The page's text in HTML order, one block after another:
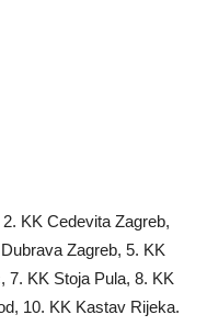
KK Cedevita Zagreb,
Zagreb, 5. KK
7. KK Stoja Pula, 8. KK
10. KK Kastav Rijeka.